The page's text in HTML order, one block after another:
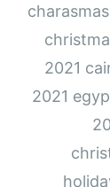
2021
2021